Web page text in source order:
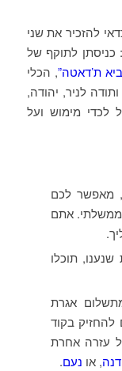
להזכיר את שני
לתוקף של
ת’דאטה”, הכלי
לניר, יהודה,
לכדי מימוש ועל
, מאפשר לכם
ממשלתי. אתם
תוכלו
אגרת
בקוד
עזרה אחרת
דנה, או נעם.